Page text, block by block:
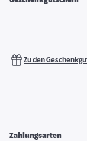
Zu den
Zahlungsarten